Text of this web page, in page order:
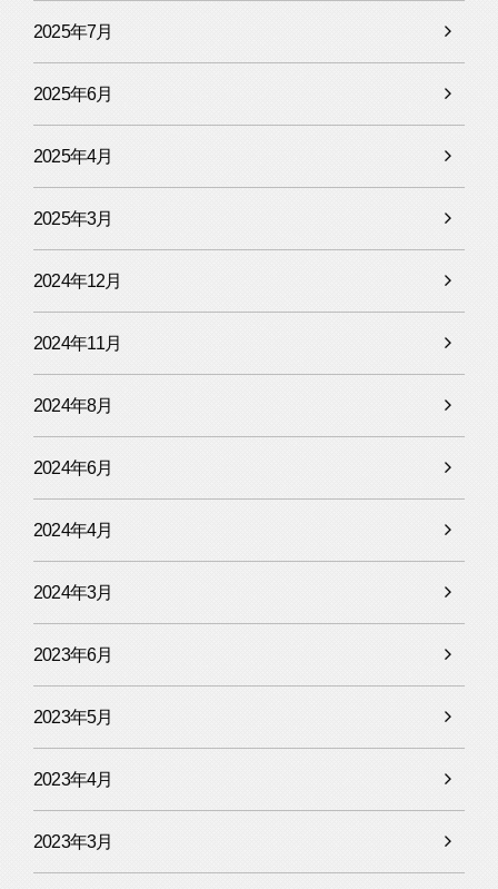
2025年7月
2025年6月
2025年4月
2025年3月
2024年12月
2024年11月
2024年8月
2024年6月
2024年4月
2024年3月
2023年6月
2023年5月
2023年4月
2023年3月